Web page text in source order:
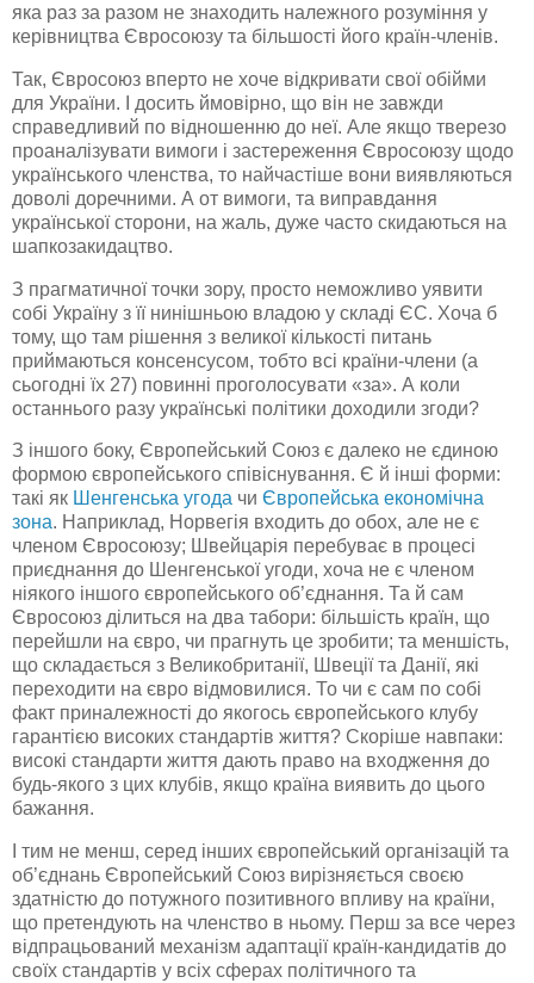
яка раз за разом не знаходить належного розуміння у
керівництва Євросоюзу та більшості його країн-членів.
Так, Євросоюз вперто не хоче відкривати свої обійми
для України. І досить ймовірно, що він не завжди
справедливий по відношенню до неї. Але якщо тверезо
проаналізувати вимоги і застереження Євросоюзу щодо
українського членства, то найчастіше вони виявляються
доволі доречними. А от вимоги, та виправдання
української сторони, на жаль, дуже часто скидаються на
шапкозакидацтво.
З прагматичної точки зору, просто неможливо уявити
собі Україну з її нинішньою владою у складі ЄС. Хоча б
тому, що там рішення з великої кількості питань
приймаються консенсусом, тобто всі країни-члени (а
сьогодні їх 27) повинні проголосувати «за». А коли
останнього разу українські політики доходили згоди?
З іншого боку, Європейський Союз є далеко не єдиною
формою європейського співіснування. Є й інші форми:
такі як Шенгенська угода чи Європейська економічна
зона. Наприклад, Норвегія входить до обох, але не є
членом Євросоюзу; Швейцарія перебуває в процесі
приєднання до Шенгенськоїугоди, хоча не є членом
ніякого іншого європейського об’єднання. Та й сам
Євросоюз ділиться на два табори: більшість країн, що
перейшли на євро, чи прагнуть це зробити; та меншість,
що складається з Великобританії, Швеції та Данії, які
переходити на євро відмовилися. То чи є сам по собі
факт приналежності до якогось європейського клубу
гарантією високих стандартів життя? Скоріше навпаки:
високі стандарти життя дають право на входження до
будь-якого з цих клубів, якщо країна виявить до цього
бажання.
І тим не менш, серед інших європейський організацій та
об’єднань Європейський Союз вирізняється своєю
здатністю до потужного позитивного впливу на країни,
що претендують на членство в ньому. Перш за все через
відпрацьований механізм адаптації країн-кандидатів до
своїх стандартів у всіх сферах політичного та